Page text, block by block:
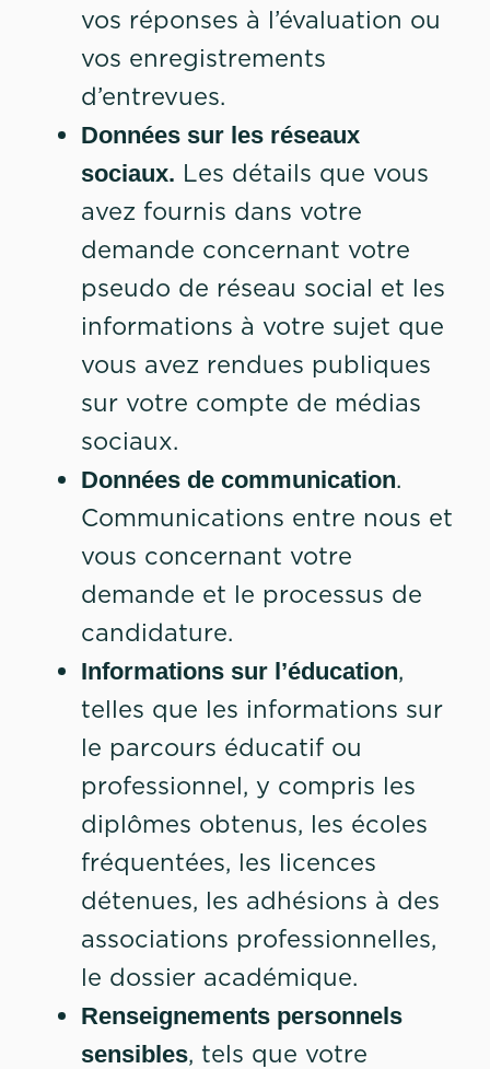
vos réponses à l’évaluation ou
vos enregistrements
d’entrevues.
Données sur les réseaux
sociaux. Les détails que vous
avez fournis dans votre
demande concernant votre
pseudo de réseau social et les
informations à votre sujet que
vous avez rendues publiques
sur votre compte de médias
sociaux.
Données de communication.
Communications entre nous et
vous concernant votre
demande et le processus de
candidature.
Informations sur l’éducation,
telles que les informations sur
le parcours éducatif ou
professionnel, y compris les
diplômes obtenus, les écoles
fréquentées, les licences
détenues, les adhésions à des
associations professionnelles,
le dossier académique.
Renseignements personnels
sensibles, tels que votre